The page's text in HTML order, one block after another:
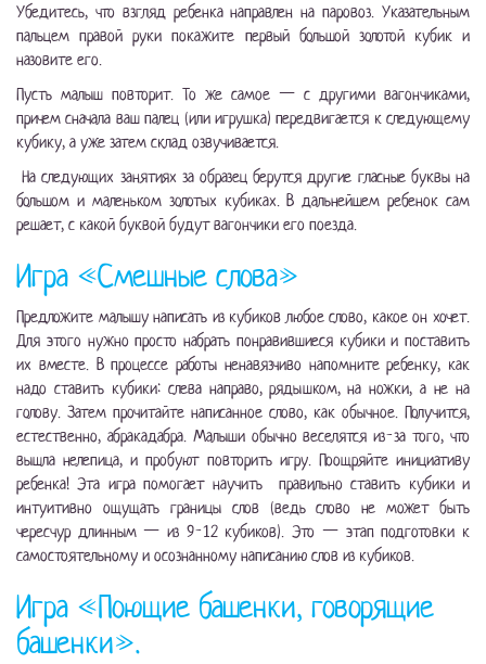
Убедитесь, что взгляд ребенка направлен на паровоз. Указательным
пальцем правой руки покажите первый большой золотой кубик и
назовите его.
Пусть малыш повторит. То же самое — с другими вагончиками,
причем сначала ваш палец (или игрушка) передвигается к следующему
кубику, а уже затем склад озвучивается.
На следующих занятиях за образец берутся другие гласные буквы на
большом и маленьком золотых кубиках. В дальнейшем ребенок сам
решает, с какой буквой будут вагончики его поезда.
Игра «Смешные слова»
Предложите малышу написать из кубиков любое слово, какое он хочет.
Для этого нужно просто набрать понравившиеся кубики и поставить
их вместе. В процессе работы ненавязчиво напомните ребенку, как
надо ставить кубики: слева направо, рядышком, на ножки, а не на
голову. Затем прочитайте написанное слово, как обычное. Получится,
естественно, абракадабра. Малыши обычно веселятся из-за того, что
вышла нелепица, и пробуют повторить игру. Поощряйте инициативу
ребенка! Эта игра помогает научить правильно ставить кубики и
интуитивно ощущать границы слов (ведь слово не может быть
чересчур длинным — из 9-12 кубиков). Это — этап подготовки к
самостоятельному и осознанному написанию слов из кубиков.
Игра «Поющие башенки, говорящие
башенки».